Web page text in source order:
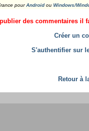
pourAndroidou Windows/
des commentaires il
Créer un
S'authentifier sur
Retour à